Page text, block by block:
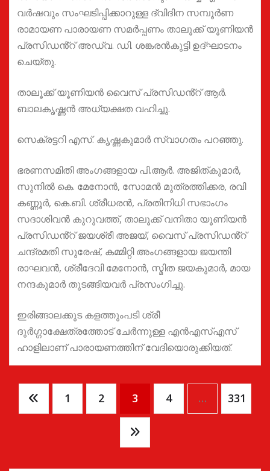
വർഷവും സംഘടിപ്പിക്കാറുള്ള ദ്വിദിന സമ്പൂർണ
രാമായണ പാരായണ സമർപ്പണം താലൂക്ക് യൂണിയൻ
പ്രസിഡൻ്റ് അഡ്വ. ഡി. ശങ്കരൻകുട്ടി ഉദ്ഘാടനം
ചെയ്തു.
താലൂക്ക് യൂണിയൻ വൈസ് പ്രസിഡൻ്റ് ആർ.
ബാലകൃഷ്ണൻ അധ്യക്ഷത വഹിച്ചു.
സെക്രട്ടറി എസ്. കൃഷ്ണകുമാർ സ്വാഗതം പറഞ്ഞു.
ഭരണസമിതി അംഗങ്ങളായ പി.ആർ. അജിത്കുമാർ,
സുനിൽ കെ. മേനോൻ, സോമൻ മുത്രത്തിക്കര, രവി
കണ്ണൂർ, കെ.ബി. ശ്രീധരൻ, പ്രതിനിധി സഭാംഗം
സദാശിവൻ കുറുവത്ത്, താലൂക്ക് വനിതാ യൂണിയൻ
പ്രസിഡൻ്റ് ജയശ്രീ അജയ്, വൈസ് പ്രസിഡൻ്റ്
ചന്ദ്രമതി സുരേഷ്, കമ്മിറ്റി അംഗങ്ങളായ ജയന്തി
രാഘവൻ, ശ്രീദേവി മേനോൻ, സ്മിത ജയകുമാർ, മായ
നന്ദകുമാർ തുടങ്ങിയവർ പ്രസംഗിച്ചു.
ഇരിങ്ങാലക്കുട കളത്തുംപടി ശ്രീ
ദുർഗ്ഗാക്ഷേത്രത്തോട് ചേർന്നുള്ള എൻഎസ്എസ്
ഹാളിലാണ് പാരായണത്തിന് വേദിയൊരുക്കിയത്.
Posts
pagination
1 2 3 4 … 331